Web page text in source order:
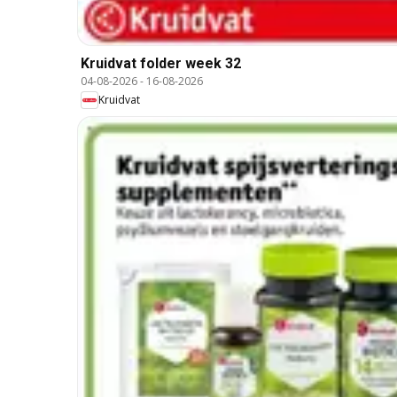
Kruidvat folder week 32
04-08-2026- 16-08-2026
Kruidvat